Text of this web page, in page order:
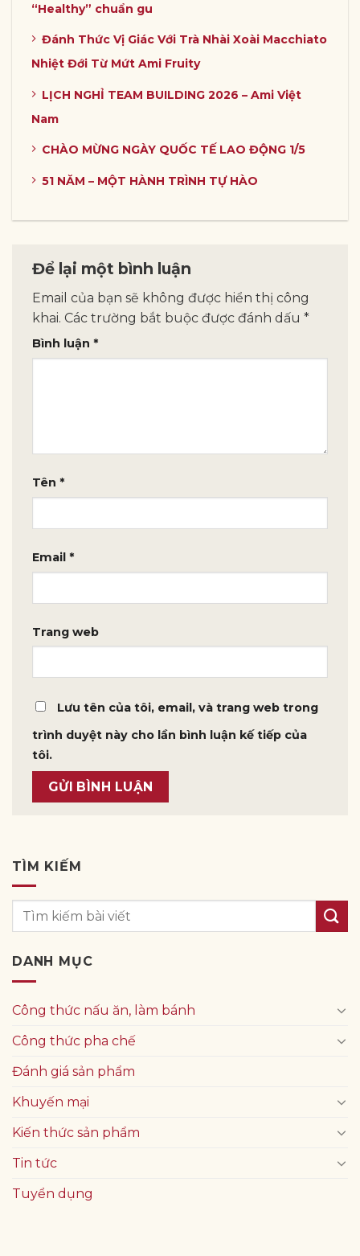
“Healthy” chuẩn gu
Đánh Thức Vị Giác Với Trà Nhài Xoài Macchiato
Nhiệt Đới Từ Mứt Ami Fruity
LỊCH NGHỈ TEAM BUILDING 2026 – Ami Việt
Nam
CHÀO MỪNG NGÀY QUỐC TẾ LAO ĐỘNG 1/5
51 NĂM – MỘT HÀNH TRÌNH TỰ HÀO
Để lại một bình luận
Email của bạn sẽ không được hiển thị công
khai. Các trường bắt buộc được đánh dấu *
Bình luận *
Tên *
Email *
Trang web
Lưu tên của tôi, email, và trang web trong
trình duyệt này cho lần bình luận kế tiếp của
tôi.
TÌM KIẾM
DANH MỤC
Công thức nấu ăn, làm bánh
Công thức pha chế
Đánh giá sản phẩm
Khuyến mại
Kiến thức sản phẩm
Tin tức
Tuyển dụng